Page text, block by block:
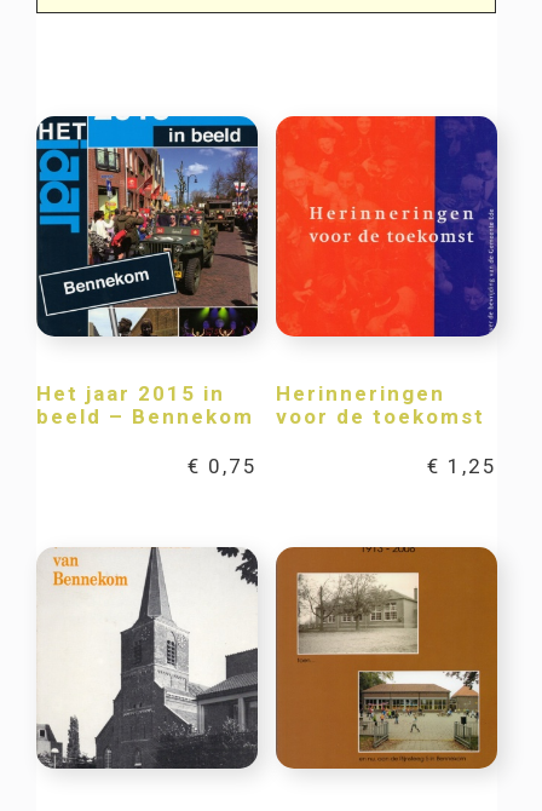
Het jaar 2015 in
beeld – Bennekom
€ 0,75
Herinneringen
voor de toekomst
€ 1,25